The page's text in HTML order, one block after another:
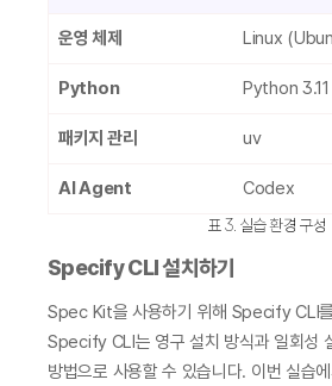
운영 체제 Linux
Python Python 3.11
패키지 관리 uv
AI Agent Codex
표 3. 실습 환경 구성
Specify CLI 설치하기
Spec Kit을 사용하기 위해 Specify CLI
Specify CLI는 영구 설치 방식과 일회성
방법으로 사용할 수 있습니다. 이번 실습